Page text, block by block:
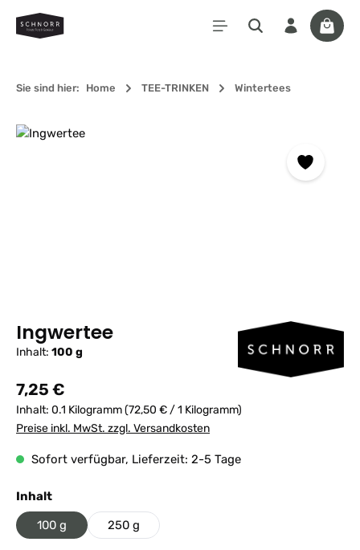
Zum Hauptinhalt springen
Sie sind hier: Home TEE-TRINKEN Wintertees
Bildergalerie überspringen
Ingwertee
Inhalt: 100 g
Regulärer Preis:
7,25 €
Inhalt: 0.1 Kilogramm(72,50 € / 1 Kilogramm)
Preise inkl. MwSt. zzgl. Versandkosten
Sofort verfügbar, Lieferzeit: 2-5 Tage
Inhaltauswählen
100 g 250 g